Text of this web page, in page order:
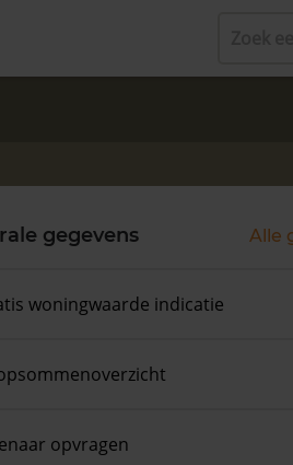
gegevens Alle
woningwaarde indicatie
opvragen